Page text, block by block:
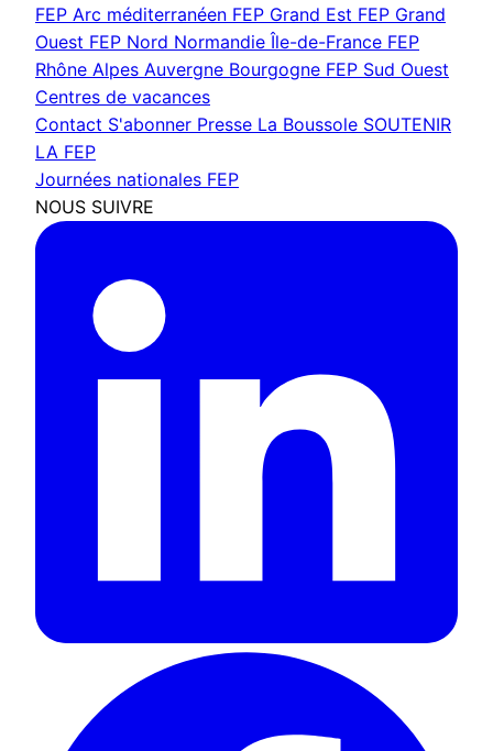
FEP Arc méditerranéen FEP Grand Est FEP Grand
Ouest FEP Nord Normandie Île-de-France FEP
Rhône Alpes Auvergne Bourgogne FEP Sud Ouest
Centres de vacances
Contact S'abonner Presse La Boussole SOUTENIR
LA FEP
Journées nationales FEP
NOUS SUIVRE